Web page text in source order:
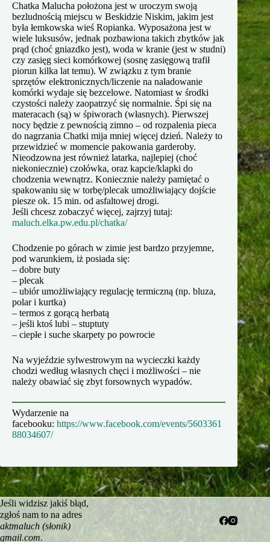
Chatka Malucha położona jest w uroczym swoją
bezludnością miejscu w Beskidzie Niskim, jakim jest
była łemkowska wieś Ropianka. Wyposażona jest w
wiele luksusów, jednak pozbawiona takich zbytków jak
prąd (choć gniazdko jest), woda w kranie (jest w studni)
czy zasięg sieci komórkowej (sosnę zasięgową trafił
piorun kilka lat temu). W związku z tym branie
sprzętów elektronicznych/liczenie na naładowanie
komórki wydaje się bezcelowe. Natomiast w środki
czystości należy zaopatrzyć się normalnie. Śpi się na
materacach (są) w śpiworach (własnych). Pierwszej
nocy będzie z pewnością zimno – od rozpalenia pieca
do nagrzania Chatki mija mniej więcej dzień. Należy to
przewidzieć w momencie pakowania garderoby.
Nieodzowna jest również latarka, najlepiej (choć
niekoniecznie) czołówka, oraz kapcie/klapki do
chodzenia wewnątrz. Koniecznie należy pamiętać o
spakowaniu się w torbę/plecak umożliwiający dojście
piesze ok. 15 min. od asfaltowej drogi.
Jeśli chcesz zobaczyć więcej, zajrzyj tutaj:
maluch.elka.pw.edu.pl/chatka/
Chodzenie po górach w zimie jest bardzo przyjemne,
pod warunkiem, iż posiada się:
– dobre buty
– plecak
– ubiór umożliwiający regulację termiczną (np. bluza,
polar i kurtka)
– termos z gorącą herbatą
– jeśli ktoś lubi – stuptuty
– ciepłe i suche skarpety po powrocie
Na wyjeździe sylwestrowym na wycieczki każdy
chodzi według własnych chęci i możliwości – nie
należy obawiać się zbyt forsownych wypadów.
Wydarzenie na
facebooku: https://www.facebook.com/events/5603361
88034607/
Jeśli widzisz jakiś błąd,
zgłoś nam to na adres
aktmaluch (słonik)
gmail.com.